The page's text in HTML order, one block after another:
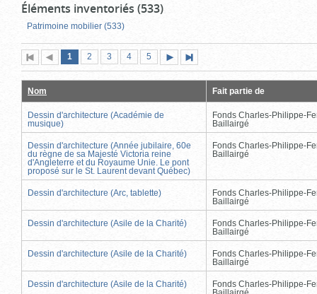
Éléments inventoriés (533)
Patrimoine mobilier (533)
Première
page
Page
précédente
Page
1 (page
actuelle)
Page
2 Page
3 Page
4 Page
5
suivante
page
Nom Fait partie de
Dessin d'architecture (Académie de
musique)
Fonds Charles-Philippe-
Baillairgé
Dessin d'architecture (Année jubilaire, 60e
du règne de sa Majesté Victoria reine
d'Angleterre et du Royaume Unie. Le pont
proposé sur le St. Laurent devant Québec)
Fonds Charles-Philippe-
Baillairgé
Dessin d'architecture (Arc, tablette)
Fonds Charles-Philippe-
Baillairgé
Dessin d'architecture (Asile de la Charité)
Fonds Charles-Philippe-
Baillairgé
Dessin d'architecture (Asile de la Charité)
Fonds Charles-Philippe-
Baillairgé
Dessin d'architecture (Asile de la Charité)
Fonds Charles-Philippe-